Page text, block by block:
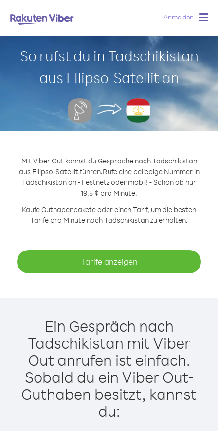
Anmelden
So rufst du in Tadschikistan
aus Ellipso-Satellit an
Mit Viber Out kannst du Gespräche nach Tadschikistan
aus Ellipso-Satellit führen.Rufe eine beliebige Nummer in
Tadschikistan an - Festnetz oder mobil! - Schon ab nur
19.5 ¢ pro Minute.
Kaufe Guthabenpakete oder einen Tarif, um die besten
Tarife pro Minute nach Tadschikistan zu erhalten.
Tarife anzeigen
Ein Gespräch nach
Tadschikistan mit Viber
Out anrufen ist einfach.
Sobald du ein Viber Out-
Guthaben besitzt, kannst
du: